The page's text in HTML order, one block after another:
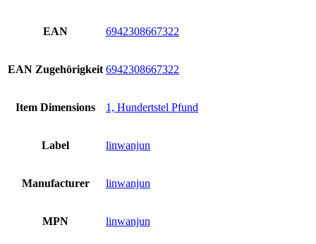
EAN 6942308667322
EAN Zugehörigkeit 6942308667322
Item Dimensions 1, Hundertstel Pfund
Label linwanjun
Manufacturer linwanjun
MPN linwanjun